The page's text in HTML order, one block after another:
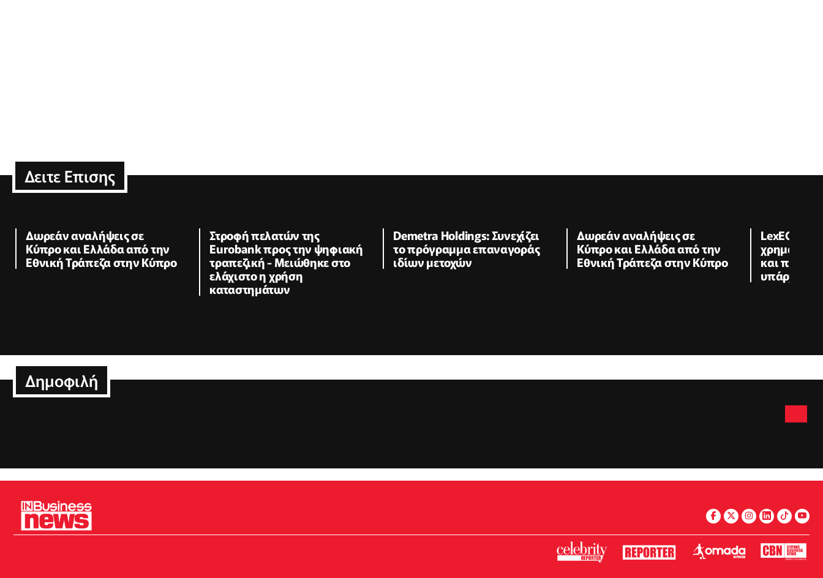
Δειτε Επισης
Δωρεάν αναλήψεις σε
Κύπρο και Ελλάδα από την
Εθνική Τράπεζα στην Κύπρο
Στροφή πελατών της
Eurobank προς την ψηφιακή
τραπεζική - Μειώθηκε στο
ελάχιστο η χρήση
καταστημάτων
Demetra Holdings: Συνεχίζει
το πρόγραμμα επαναγοράς
ιδίων μετοχών
Δωρεάν αναλήψεις σε
Κύπρο και Ελλάδα από την
Εθνική Τράπεζα στην Κύπρο
LexECON:
και πόσες
υπάρχουν
Δημοφιλή